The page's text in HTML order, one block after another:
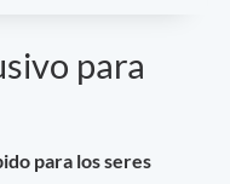
para
para los seres